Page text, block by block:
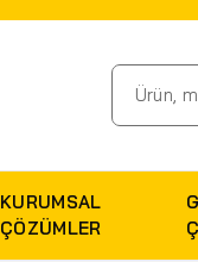
KURUMSAL
ÇÖZÜMLER